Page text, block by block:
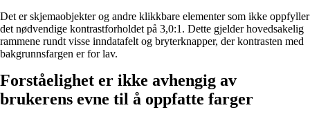
Det er skjemaobjekter og andre klikkbare elementer som ikke oppfyller
det nødvendige kontrastforholdet på 3,0:1. Dette gjelder hovedsakelig
rammene rundt visse inndatafelt og bryterknapper, der kontrasten med
bakgrunnsfargen er for lav.
Forståelighet er ikke avhengig av
brukerens evne til å oppfatte farger